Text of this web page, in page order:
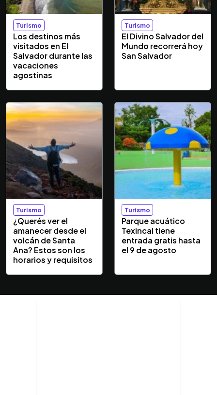
Turismo
Los destinos más
visitados en El
Salvador durante las
vacaciones
agostinas
Turismo
El Divino Salvador del
Mundo recorrerá hoy
San Salvador
Turismo
¿Querés ver el
amanecer desde el
volcán de Santa
Ana? Estos son los
horarios y requisitos
Turismo
Parque acuático
Texincal tiene
entrada gratis hasta
el 9 de agosto